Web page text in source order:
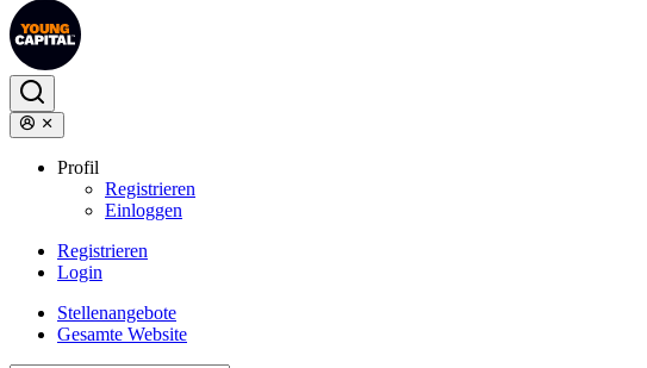
Profil
Registrieren
Einloggen
Registrieren
Login
Stellenangebote
Gesamte Website